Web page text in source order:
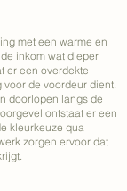
met een warme en
inkom wat dieper
er een overdekte
de voordeur dient.
doorlopen langs de
ontstaat er een
kleurkeuze qua
zorgen ervoor dat